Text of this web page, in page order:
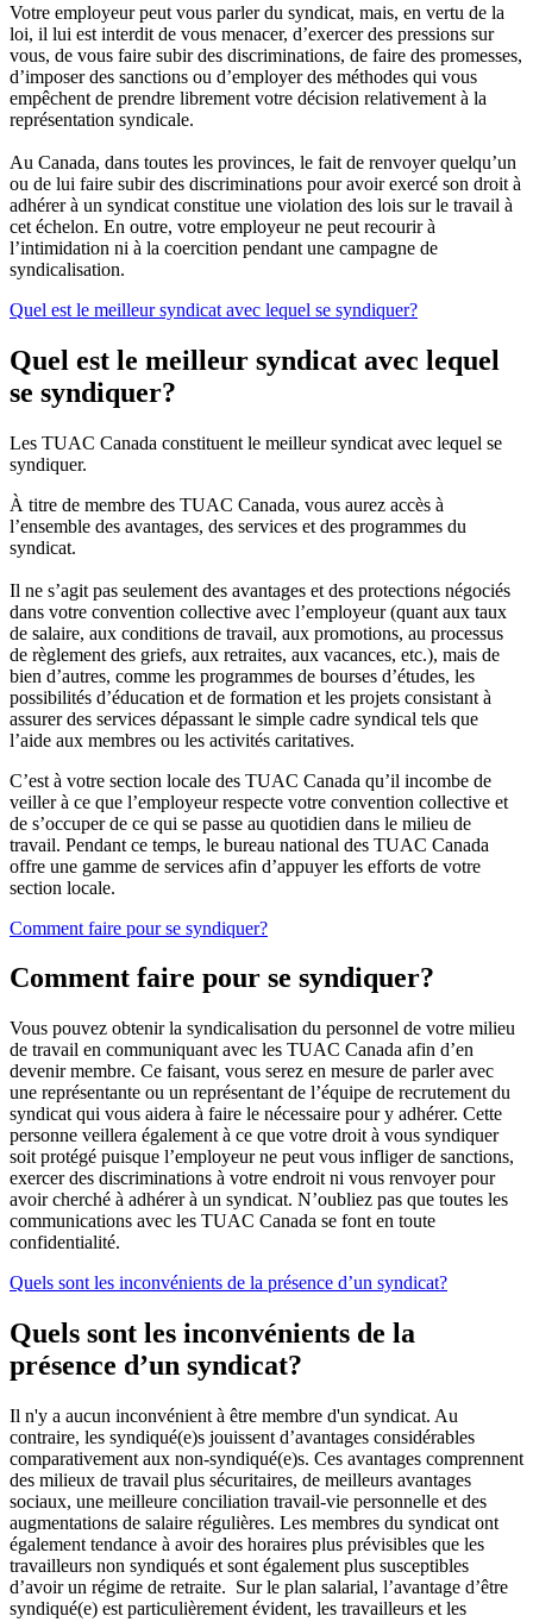
Votre employeur peut vous parler du syndicat, mais, en vertu de la
loi, il lui est interdit de vous menacer, d’exercer des pressions sur
vous, de vous faire subir des discriminations, de faire des promesses,
d’imposer des sanctions ou d’employer des méthodes qui vous
empêchent de prendre librement votre décision relativement à la
représentation syndicale.
Au Canada, dans toutes les provinces, le fait de renvoyer quelqu’un
ou de lui faire subir des discriminations pour avoir exercé son droit à
adhérer à un syndicat constitue une violation des lois sur le travail à
cet échelon. En outre, votre employeur ne peut recourir à
l’intimidation ni à la coercition pendant une campagne de
syndicalisation.
Quel est le meilleur syndicat avec lequel se syndiquer?
Quel est le meilleur syndicat avec lequel
se syndiquer?
Les TUAC Canada constituent le meilleur syndicat avec lequel se
syndiquer.
À titre de membre des TUAC Canada, vous aurez accès à
l’ensemble des avantages, des services et des programmes du
syndicat.
Il ne s’agit pas seulement des avantages et des protections négociés
dans votre convention collective avec l’employeur (quant aux taux
de salaire, aux conditions de travail, aux promotions, au processus
de règlement des griefs, aux retraites, aux vacances, etc.), mais de
bien d’autres, comme les programmes de bourses d’études, les
possibilités d’éducation et de formation et les projets consistant à
assurer des services dépassant le simple cadre syndical tels que
l’aide aux membres ou les activités caritatives.
C’est à votre section locale des TUAC Canada qu’il incombe de
veiller à ce que l’employeur respecte votre convention collective et
de s’occuper de ce qui se passe au quotidien dans le milieu de
travail. Pendant ce temps, le bureau national des TUAC Canada
offre une gamme de services afin d’appuyer les efforts de votre
section locale.
Comment faire pour se syndiquer?
Comment faire pour se syndiquer?
Vous pouvez obtenir la syndicalisation du personnel de votre milieu
de travail en communiquant avec les TUAC Canada afin d’en
devenir membre. Ce faisant, vous serez en mesure de parler avec
une représentante ou un représentant de l’équipe de recrutement du
syndicat qui vous aidera à faire le nécessaire pour y adhérer. Cette
personne veillera également à ce que votre droit à vous syndiquer
soit protégé puisque l’employeur ne peut vous infliger de sanctions,
exercer des discriminations à votre endroit ni vous renvoyer pour
avoir cherché à adhérer à un syndicat. N’oubliez pas que toutes les
communications avec les TUAC Canada se font en toute
confidentialité.
Quels sont les inconvénients de la présence d’un syndicat?
Quels sont les inconvénients de la
présence d’un syndicat?
Il n'y a aucun inconvénient à être membre d'un syndicat. Au
contraire, les syndiqué(e)s jouissent d’avantages considérables
comparativement aux non-syndiqué(e)s. Ces avantages comprennent
des milieux de travail plus sécuritaires, de meilleurs avantages
sociaux, une meilleure conciliation travail-vie personnelle et des
augmentations de salaire régulières. Les membres du syndicat ont
également tendance à avoir des horaires plus prévisibles que les
travailleurs non syndiqués et sont également plus susceptibles
d’avoir un régime de retraite. Sur le plan salarial, l’avantage d’être
syndiqué(e) est particulièrement évident, les travailleurs et les